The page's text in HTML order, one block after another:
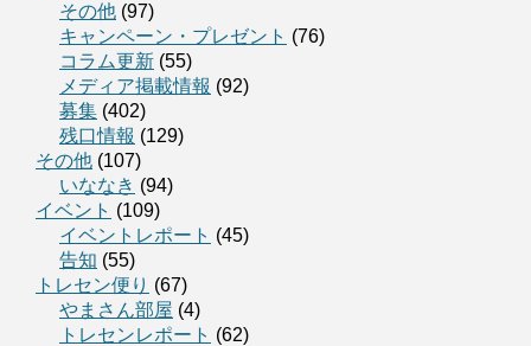
その他 (97)
キャンペーン・プレゼント (76)
コラム更新 (55)
メディア掲載情報 (92)
募集 (402)
残口情報 (129)
その他 (107)
いななき (94)
イベント (109)
イベントレポート (45)
告知 (55)
トレセン便り (67)
やまさん部屋 (4)
トレセンレポート (62)